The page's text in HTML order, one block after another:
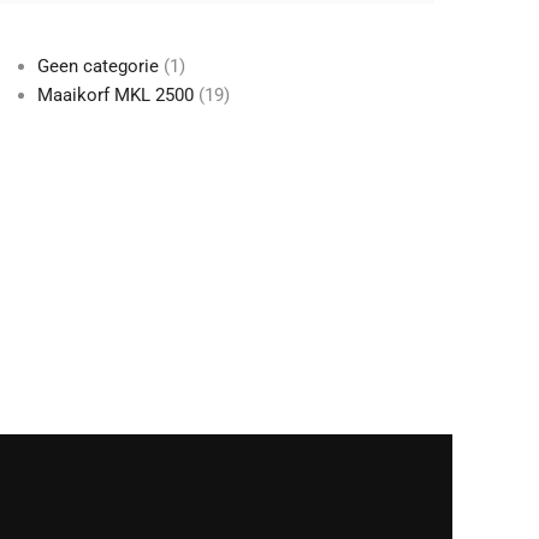
Geen categorie 11
product
Maaikorf MKL 2500 1919